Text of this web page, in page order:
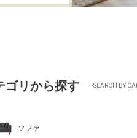
ゴリから探す -SEARCH BY
ソファ